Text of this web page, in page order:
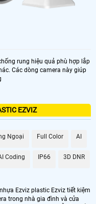
rung hiệu quả phù hợp lắp
Các dòng camera này giúp
EZVIZ
Ngoại Full Color AI
Coding IP66 3D DNR
Ezviz plastic Ezviz tiết kiệm
trong nhà gia đình và cửa